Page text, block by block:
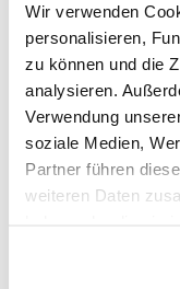
Wir verwenden
personalisieren,
zu können und die
analysieren.
Verwendung
soziale Medien,
Partner führen
weiteren Daten